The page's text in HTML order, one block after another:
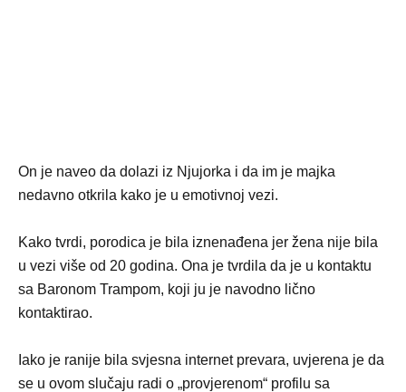
On je naveo da dolazi iz Njujorka i da im je majka
nedavno otkrila kako je u emotivnoj vezi.
Kako tvrdi, porodica je bila iznenađena jer žena nije bila
u vezi više od 20 godina. Ona je tvrdila da je u kontaktu
sa Baronom Trampom, koji ju je navodno lično
kontaktirao.
Iako je ranije bila svjesna internet prevara, uvjerena je da
se u ovom slučaju radi o „provjerenom“ profilu sa